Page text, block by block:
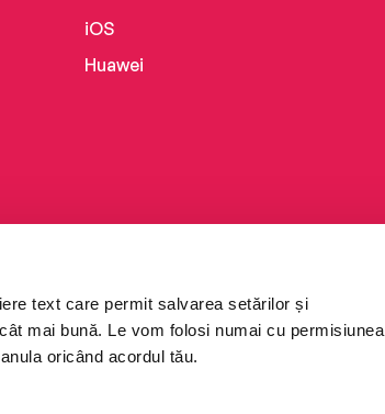
text care permit salvarea setărilor și
mai bună. Le vom folosi numai cu permisiunea
oricând acordul tău.
iOS
Huawei